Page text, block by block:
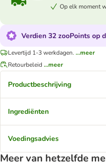
Op elk moment
Verdien 32 zooPoints op
Levertijd 1-3 werkdagen. ...meer
Retourbeleid ...meer
Productbeschrijving
Ingrediënten
Voedingsadvies
Meer van hetzelfde